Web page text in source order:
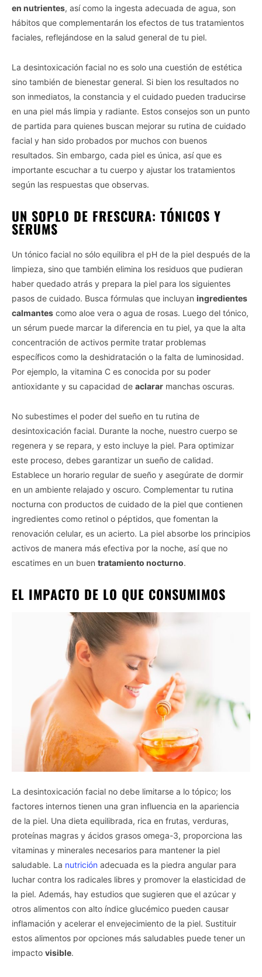
en nutrientes, así como la ingesta adecuada de agua, son
hábitos que complementarán los efectos de tus tratamientos
faciales, reflejándose en la salud general de tu piel.
La desintoxicación facial no es solo una cuestión de estética
sino también de bienestar general. Si bien los resultados no
son inmediatos, la constancia y el cuidado pueden traducirse
en una piel más limpia y radiante. Estos consejos son un punto
de partida para quienes buscan mejorar su rutina de cuidado
facial y han sido probados por muchos con buenos
resultados. Sin embargo, cada piel es única, así que es
importante escuchar a tu cuerpo y ajustar los tratamientos
según las respuestas que observas.
UN SOPLO DE FRESCURA: TÓNICOS Y
SERUMS
Un tónico facial no sólo equilibra el pH de la piel después de la
limpieza, sino que también elimina los residuos que pudieran
haber quedado atrás y prepara la piel para los siguientes
pasos de cuidado. Busca fórmulas que incluyan ingredientes
calmantes como aloe vera o agua de rosas. Luego del tónico,
un sérum puede marcar la diferencia en tu piel, ya que la alta
concentración de activos permite tratar problemas
específicos como la deshidratación o la falta de luminosidad.
Por ejemplo, la vitamina C es conocida por su poder
antioxidante y su capacidad de aclarar manchas oscuras.
No subestimes el poder del sueño en tu rutina de
desintoxicación facial. Durante la noche, nuestro cuerpo se
regenera y se repara, y esto incluye la piel. Para optimizar
este proceso, debes garantizar un sueño de calidad.
Establece un horario regular de sueño y asegúrate de dormir
en un ambiente relajado y oscuro. Complementar tu rutina
nocturna con productos de cuidado de la piel que contienen
ingredientes como retinol o péptidos, que fomentan la
renovación celular, es un acierto. La piel absorbe los principios
activos de manera más efectiva por la noche, así que no
escatimes en un buen tratamiento nocturno.
EL IMPACTO DE LO QUE CONSUMIMOS
La desintoxicación facial no debe limitarse a lo tópico; los
factores internos tienen una gran influencia en la apariencia
de la piel. Una dieta equilibrada, rica en frutas, verduras,
proteínas magras y ácidos grasos omega-3, proporciona las
vitaminas y minerales necesarios para mantener la piel
saludable. La nutrición adecuada es la piedra angular para
luchar contra los radicales libres y promover la elasticidad de
la piel. Además, hay estudios que sugieren que el azúcar y
otros alimentos con alto índice glucémico pueden causar
inflamación y acelerar el envejecimiento de la piel. Sustituir
estos alimentos por opciones más saludables puede tener un
impacto visible.